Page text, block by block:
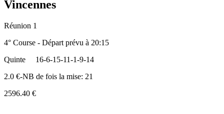
Vincennes
Réunion 1
4° Course - Départ prévu à 20:15
Quinte
16-6-15-11-1-9-14
2.0 €-NB de fois la mise: 21
2596.40 €